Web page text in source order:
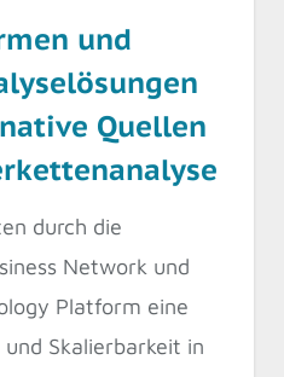
und
Quellen
durch die
Network und
Platform eine
Skalierbarkeit in